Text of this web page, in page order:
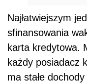
Najłatwiejszym
sfinansowania
karta kredytowa.
każdy posiadacz
ma stałe